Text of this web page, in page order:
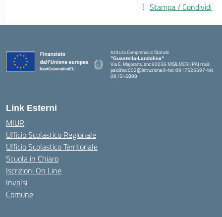
Stampa / Condividi
Istituto Comprensivo Statale
"Guastella-Landolina"
Via E. Majorana, snc 90036 MISILMERI (PA) mail:
paic8bw002@istruzione.it-tel. 0917525597-tel.
091546899
Link Esterni
MIUR
Ufficio Scolastico Regionale
Ufficio Scolastico Territoriale
Scuola in Chiaro
Iscrizioni On Line
Invalsi
Comune